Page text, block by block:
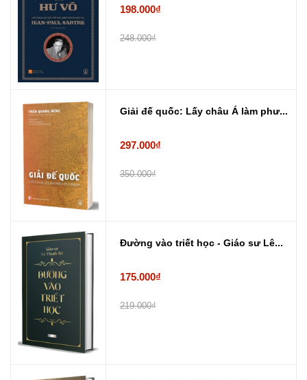
198.000₫
248.000₫
Giải đế quốc: Lấy châu Á làm phư...
297.000₫
350.000₫
Đường vào triết học - Giáo sư Lê...
175.000₫
219.000₫